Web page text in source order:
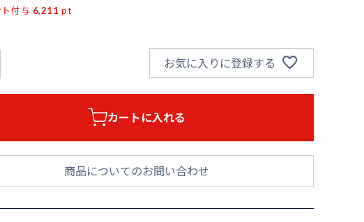
付与 6,211 pt
お気に入りに登録する
カートに入れる
商品についてのお問い合わせ